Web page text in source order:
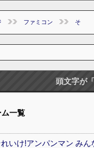
ファミコン そ
頭文字が
一覧
れいけ!アンパンマン み